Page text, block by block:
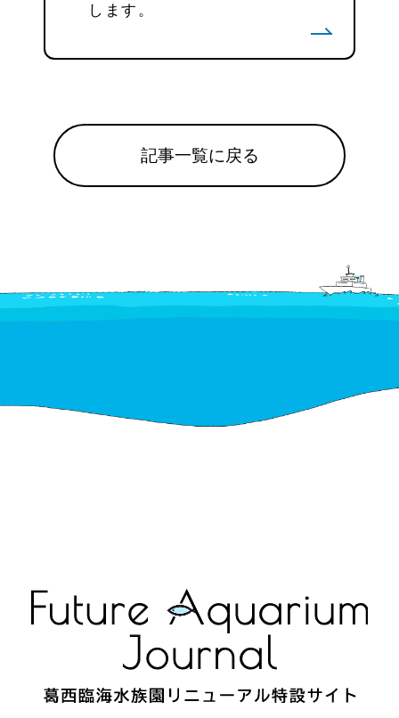
します。
記事一覧に戻る